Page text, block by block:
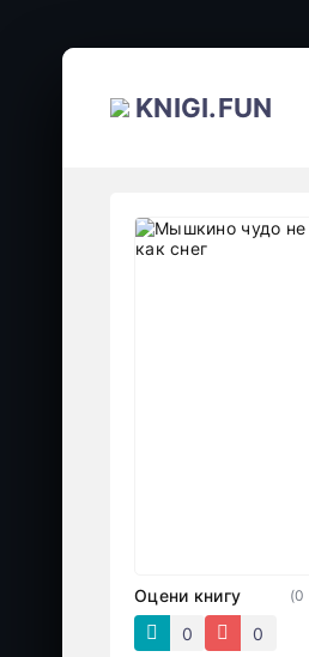
KNIGI.FUN
Оцени книгу
0
0
(0